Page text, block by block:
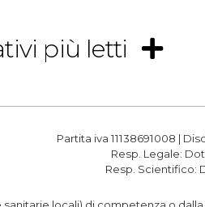
più letti
Partita iva 11138691008 |
Resp. Legale:
Resp. Scientifico: